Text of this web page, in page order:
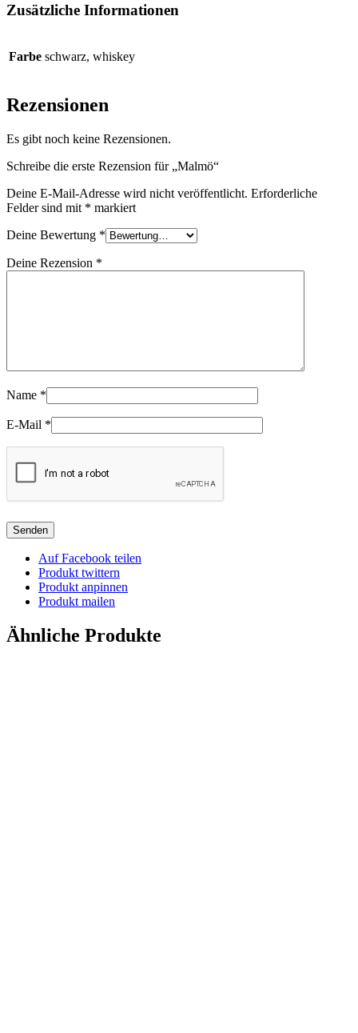
Zusätzliche Informationen
Farbe schwarz, whiskey
Rezensionen
Es gibt noch keine Rezensionen.
Schreibe die erste Rezension für „Malmö“
Deine E-Mail-Adresse wird nicht veröffentlicht. Erforderliche
Felder sind mit * markiert
Deine Bewertung *
Deine Rezension *
Name *
E-Mail *
Auf Facebook teilen
Produkt twittern
Produkt anpinnen
Produkt mailen
Ähnliche Produkte